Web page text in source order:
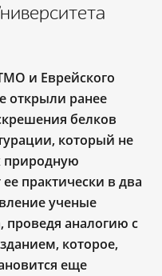
и Еврейского
открыли ранее
белков
который не
природную
практически в два
ученые
проведя аналогию с
которое,
еще